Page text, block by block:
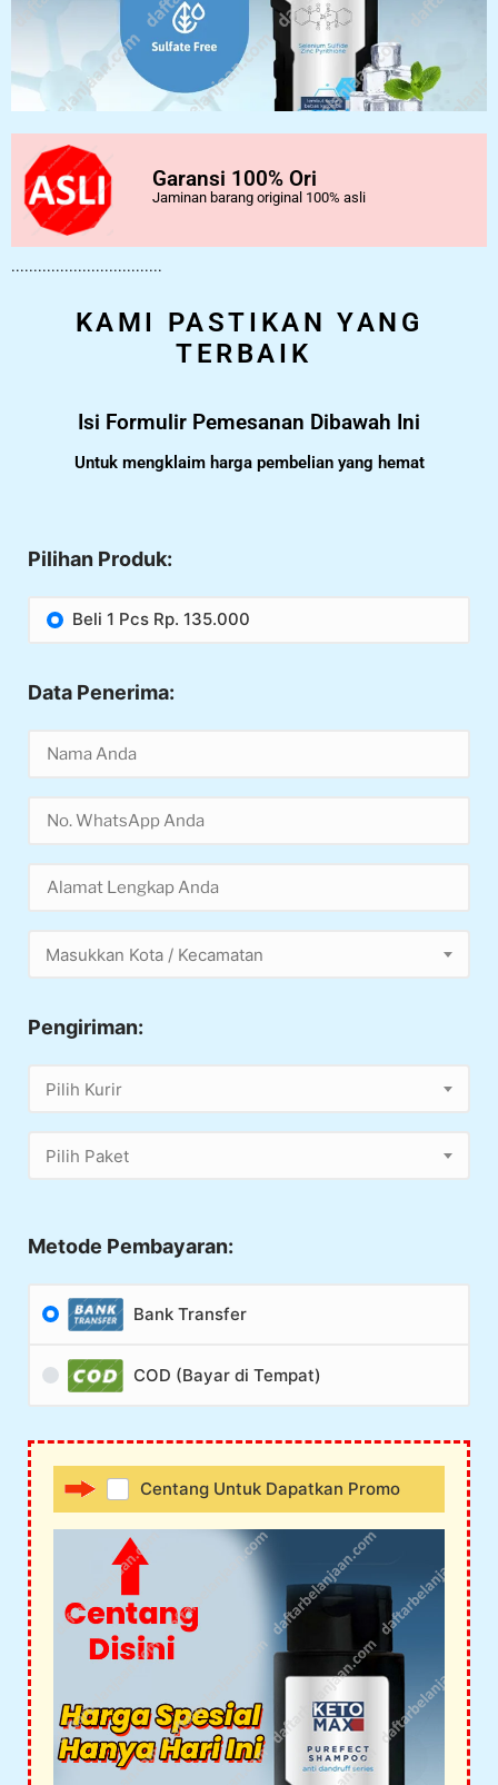
Garansi 100% Ori
Jaminan barang original 100% asli
..................................
KAMI PASTIKAN YANG
TERBAIK
Isi Formulir Pemesanan Dibawah Ini
Untuk mengklaim harga pembelian yang hemat
Pilihan Produk:
Beli 1 Pcs Rp. 135.000
Data Penerima:
Masukkan Kota / Kecamatan
Pengiriman:
Pilih Kurir
Pilih Paket
Metode Pembayaran:
Bank Transfer
COD (Bayar di Tempat)
Centang Untuk Dapatkan Promo